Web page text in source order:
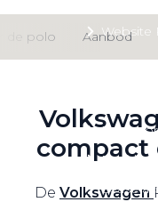
Website
Lease
de polo Aanbod
compact
De Volkswagen